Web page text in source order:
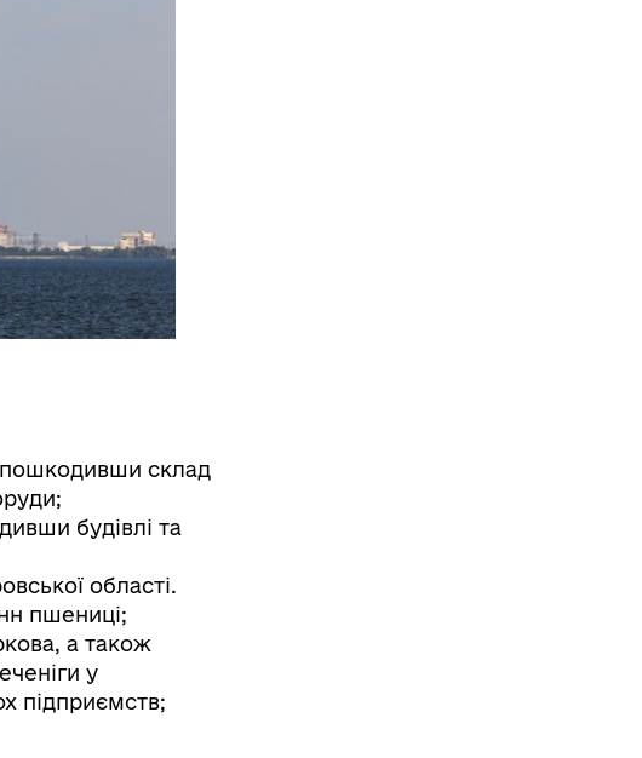
пошкодивши склад
будівлі та
області.
пшениці;
а також
у
підприємств;